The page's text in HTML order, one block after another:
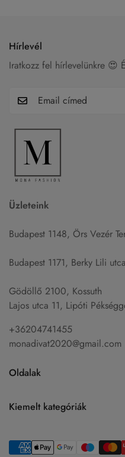
Üzleteink
Budapest 1148, Örs Vezér
Budapest 1171, Berky Lili
Gödöllő 2100, Kossuth
Lajos utca 11, Lipóti
+36204741455
monadivat2020@gmail.com
Oldalak
Kiemelt kategóriák
Ruhák
Hírlevél
Iratkozz fel hírlevelünkre 😍